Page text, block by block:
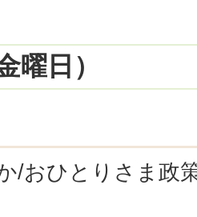
曜日）
/おひとりさま政